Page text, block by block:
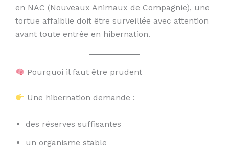
en NAC (Nouveaux Animaux de Compagnie), une
tortue affaiblie doit être surveillée avec attention
avant toute entrée en hibernation.
Pourquoi il faut être prudent
Une hibernation demande :
des réserves suffisantes
un organisme stable